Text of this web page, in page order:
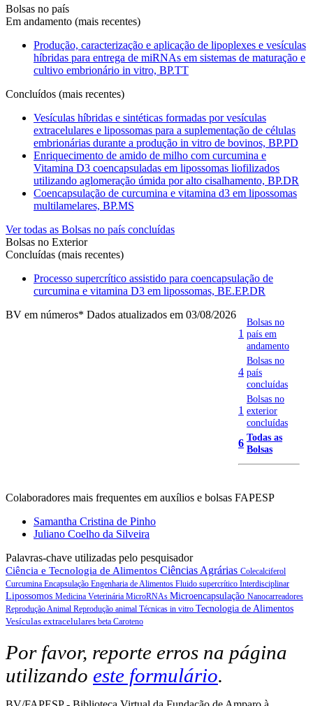
Bolsas no país
Em andamento (mais recentes)
Produção, caracterização e aplicação de lipoplexes e vesículas
híbridas para entrega de miRNAs em sistemas de maturação e
cultivo embrionário in vitro, BP.TT
Concluídos (mais recentes)
Vesículas híbridas e sintéticas formadas por vesículas
extracelulares e lipossomas para a suplementação de células
embrionárias durante a produção in vitro de bovinos, BP.PD
Enriquecimento de amido de milho com curcumina e
Vitamina D3 coencapsuladas em lipossomas liofilizados
utilizando aglomeração úmida por alto cisalhamento, BP.DR
Coencapsulação de curcumina e vitamina d3 em lipossomas
multilamelares, BP.MS
Ver todas as Bolsas no país concluídas
Bolsas no Exterior
Concluídas (mais recentes)
Processo supercrítico assistido para coencapsulação de
curcumina e vitamina D3 em lipossomas, BE.EP.DR
BV em números* Dados atualizados em 03/08/2026
1
Bolsas no
país em
andamento
4
Bolsas no
país
concluídas
1
Bolsas no
exterior
concluídas
6 Todas as
Bolsas
Colaboradores mais frequentes em auxílios e bolsas FAPESP
Samantha Cristina de Pinho
Juliano Coelho da Silveira
Palavras-chave utilizadas pelo pesquisador
Ciência e Tecnologia de Alimentos Ciências Agrárias Colecalciferol
Curcumina Encapsulação Engenharia de Alimentos Fluido supercrítico Interdisciplinar
Lipossomos Medicina Veterinária MicroRNAs Microencapsulação Nanocarreadores
Reprodução Animal Reprodução animal Técnicas in vitro Tecnologia de Alimentos
Vesículas extracelulares beta Caroteno
Por favor, reporte erros na página
utilizando este formulário.